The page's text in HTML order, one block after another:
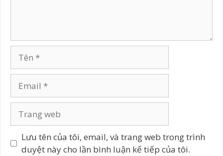
web
Lưu tên của tôi, email, và trang web trong trình
duyệt này cho lần bình luận kế tiếp của tôi.